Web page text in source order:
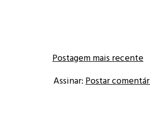
Postagem mais recente
Assinar: Postar